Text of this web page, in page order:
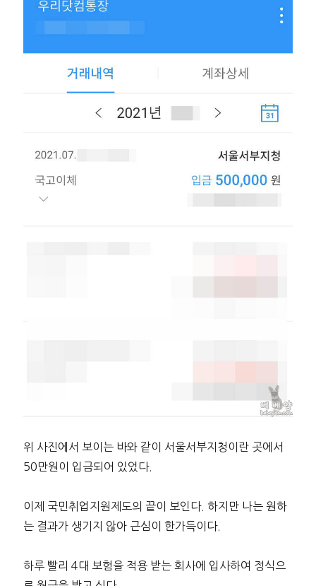
위 사진에서 보이는 바와 같이 서울서부지청이란 곳에서
50만원이 입금되어 있었다.
이제 국민취업지원제도의 끝이 보인다. 하지만 나는 원하
는 결과가 생기지 않아 근심이 한가득이다.
하루 빨리 4대 보험을 적용 받는 회사에 입사하여 정식으